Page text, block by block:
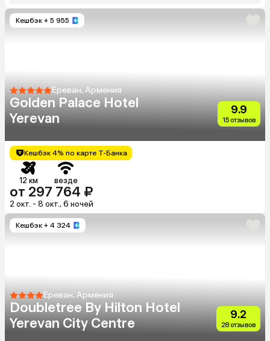
Кешбэк + 5 955
Ереван, Армения
Golden Palace Hotel
Yerevan
9.9
15 отзывов
Кешбэк 4% по карте Т-Банка
12 км везде
от 297 764 ₽
2 окт. - 8 окт., 6 ночей
Кешбэк + 4 324
Ереван, Армения
Doubletree By Hilton Hotel
Yerevan City Centre
9.2
28 отзывов